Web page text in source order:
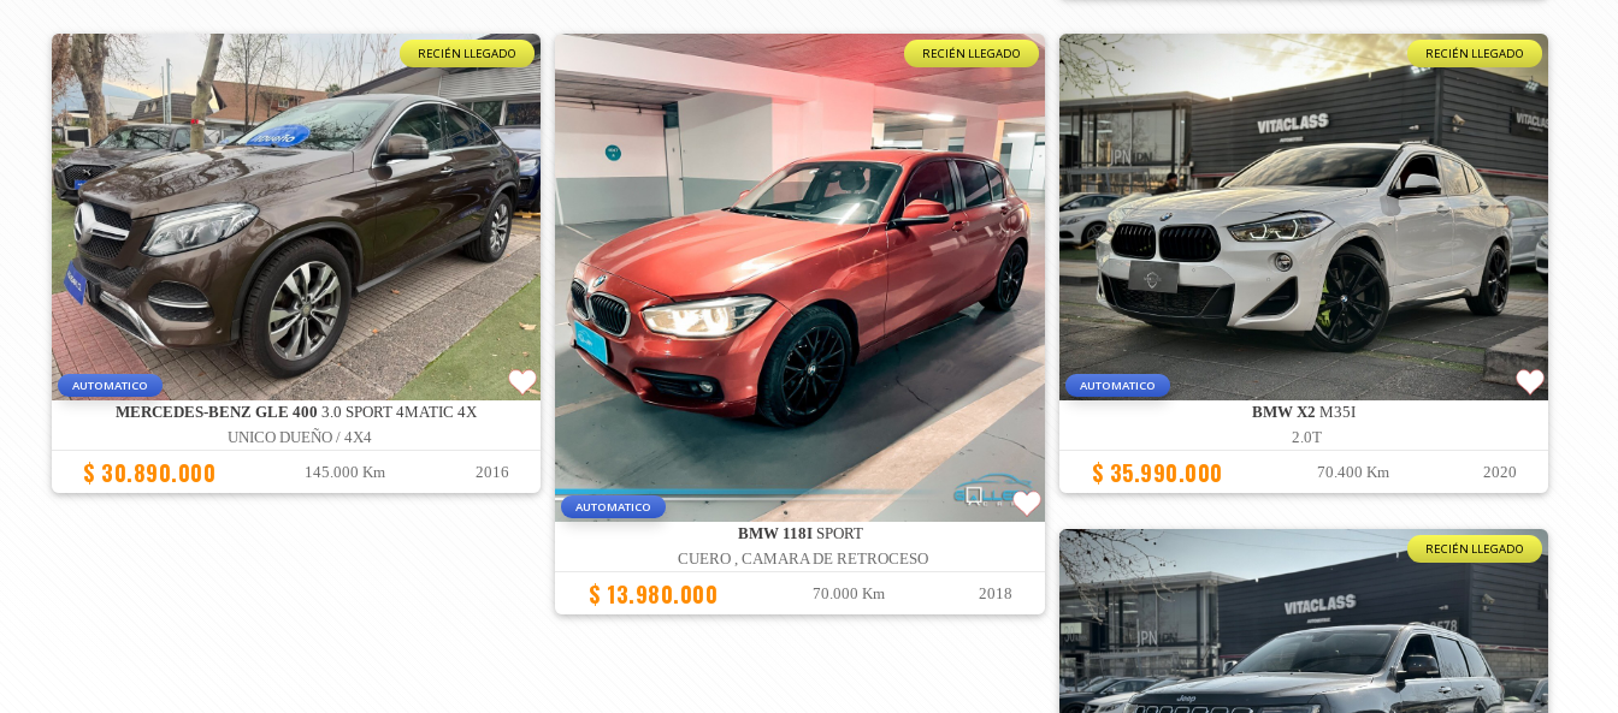
RECIÉN LLEGADO
AUTOMATICO
MERCEDES-BENZ GLE 400 3.0 SPORT 4MATIC 4X
UNICO DUEÑO / 4X4
$ 30.890.000 145.000 Km 2016
RECIÉN LLEGADO
AUTOMATICO
BMW 118ISPORT
CUERO , CAMARA DE RETROCESO
$ 13.980.000 70.000 Km 2018
RECIÉN LLEGADO
AUTOMATICO
BMW X2 M35I
2.0T
$ 35.990.000 70.400 Km 2020
RECIÉN LLEGADO